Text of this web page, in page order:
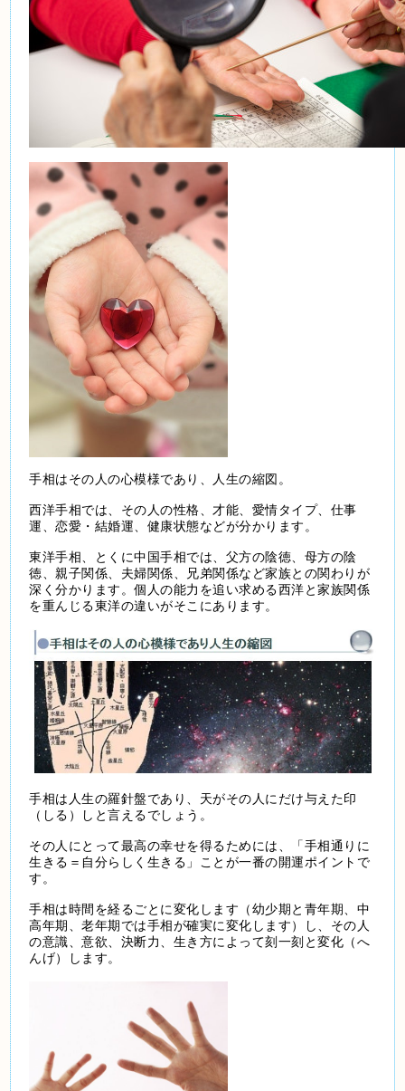
手相はその人の心模様であり、人生の縮図。
西洋手相では、その人の性格、才能、愛情タイプ、仕事
運、恋愛・結婚運、健康状態などが分かります。
東洋手相、とくに中国手相では、父方の陰徳、母方の陰
徳、親子関係、夫婦関係、兄弟関係など家族との関わりが
深く分かります。個人の能力を追い求める西洋と家族関係
を重んじる東洋の違いがそこにあります。
手相は人生の羅針盤であり、天がその人にだけ与えた印
（しる）しと言えるでしょう。
その人にとって最高の幸せを得るためには、「手相通りに
生きる＝自分らしく生きる」ことが一番の開運ポイントで
す。
手相は時間を経るごとに変化します（幼少期と青年期、中
高年期、老年期では手相が確実に変化します）し、その人
の意識、意欲、決断力、生き方によって刻一刻と変化（へ
んげ）します。